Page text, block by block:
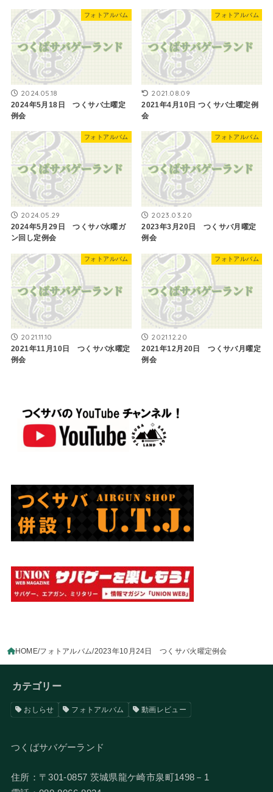
フォトアルバム
2024.05.18
2024年5月18日 つくサバ土曜定
例会
フォトアルバム
2021.08.09
2021年4月10日 つくサバ土曜定例
会
フォトアルバム
2024.05.29
2024年5月29日 つくサバ水曜ガ
ン回し定例会
フォトアルバム
2023.03.20
2023年3月20日 つくサバ月曜定
例会
フォトアルバム
2021.11.10
2021年11月10日 つくサバ水曜定
例会
フォトアルバム
2021.12.20
2021年12月20日 つくサバ月曜定
例会
HOME フォトアルバム 2023年10月24日 つくサバ火曜定例会
カテゴリー
おしらせ フォトアルバム 動画レビュー
つくばサバゲーランド
住所：〒301-0857 茨城県龍ケ崎市泉町1498－1